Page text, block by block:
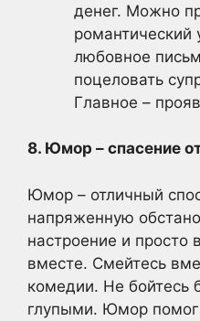
денег. Можно
романтический
любовное
поцеловать
Главное –
8. Юмор – спасение
Юмор – отличный
напряженную
настроение и просто
вместе. Смейтесь
комедии. Не
глупыми. Юмор